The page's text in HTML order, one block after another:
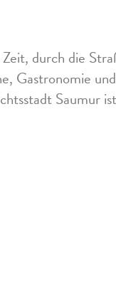
durch die
Gastronomie
Saumur